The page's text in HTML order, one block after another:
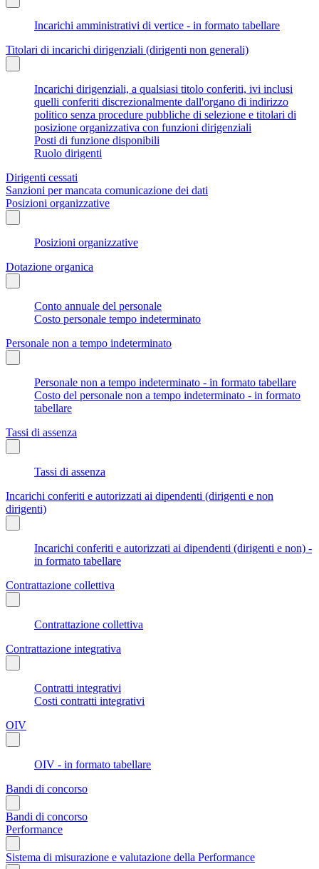
Incarichi amministrativi di vertice - in formato tabellare
Titolari di incarichi dirigenziali (dirigenti non generali)
Incarichi dirigenziali, a qualsiasi titolo conferiti, ivi inclusi
quelli conferiti discrezionalmente dall'organo di indirizzo
politico senza procedure pubbliche di selezione e titolari di
posizione organizzativa con funzioni dirigenziali
Posti di funzione disponibili
Ruolo dirigenti
Dirigenti cessati
Sanzioni per mancata comunicazione dei dati
Posizioni organizzative
Posizioni organizzative
Dotazione organica
Conto annuale del personale
Costo personale tempo indeterminato
Personale non a tempo indeterminato
Personale non a tempo indeterminato - in formato tabellare
Costo del personale non a tempo indeterminato - in formato
tabellare
Tassi di assenza
Tassi di assenza
Incarichi conferiti e autorizzati ai dipendenti (dirigenti e non
dirigenti)
Incarichi conferiti e autorizzati ai dipendenti (dirigenti e non) -
in formato tabellare
Contrattazione collettiva
Contrattazione collettiva
Contrattazione integrativa
Contratti integrativi
Costi contratti integrativi
OIV
OIV - in formato tabellare
Bandi di concorso
Bandi di concorso
Performance
Sistema di misurazione e valutazione della Performance